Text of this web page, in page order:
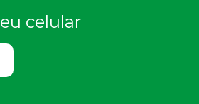
celular